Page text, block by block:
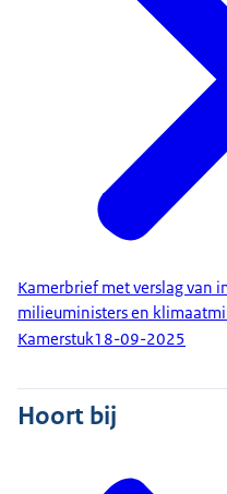
Kamerbrief met verslag van
milieuministers en
Kamerstuk18-09-2025
Hoort bij